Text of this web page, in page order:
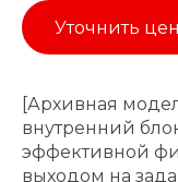
Уточнить
[Архивная
внутренний
эффективной
выходом на